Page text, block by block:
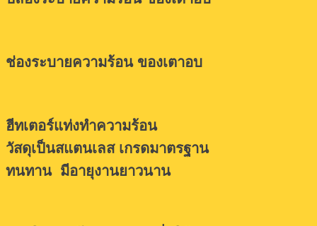
ช่องระบายความร้อน ของเตาอบ
ฮีทเตอร์แท่งทำความร้อน
วัสดุเป็นสแตนเลส เกรดมาตรฐาน
ทนทาน มีอายุงานยาวนาน